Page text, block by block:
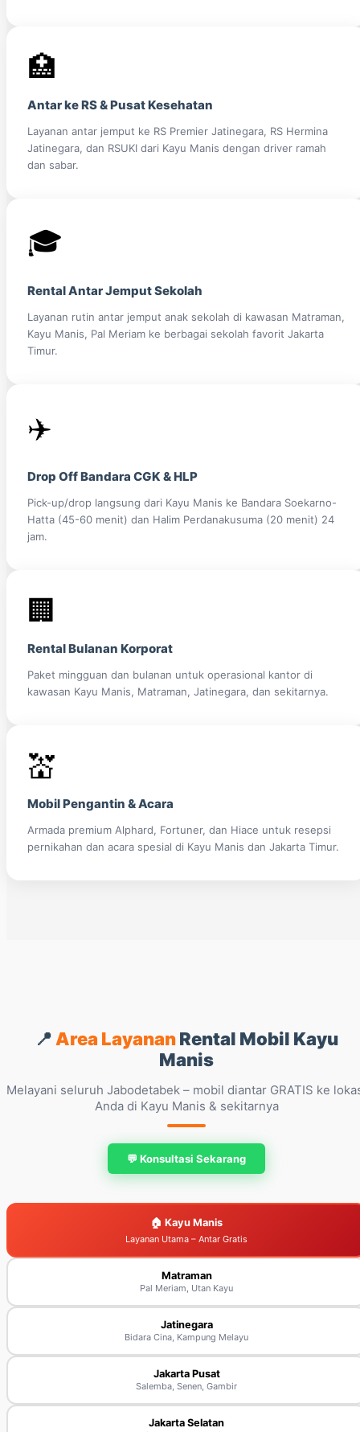
🏥
Antar ke RS & Pusat Kesehatan
Layanan antar jemput ke RS Premier Jatinegara, RS Hermina
Jatinegara, dan RSUKI dari Kayu Manis dengan driver ramah
dan sabar.
🎓
Rental Antar Jemput Sekolah
Layanan rutin antar jemput anak sekolah di kawasan Matraman,
Kayu Manis, Pal Meriam ke berbagai sekolah favorit Jakarta
Timur.
✈️
Drop Off Bandara CGK & HLP
Pick-up/drop langsung dari Kayu Manis ke Bandara Soekarno-
Hatta (45-60 menit) dan Halim Perdanakusuma (20 menit) 24
jam.
🏢
Rental Bulanan Korporat
Paket mingguan dan bulanan untuk operasional kantor di
kawasan Kayu Manis, Matraman, Jatinegara, dan sekitarnya.
💒
Mobil Pengantin & Acara
Armada premium Alphard, Fortuner, dan Hiace untuk resepsi
pernikahan dan acara spesial di Kayu Manis dan Jakarta Timur.
📍 Area LayananRental Mobil Kayu
Manis
Melayani seluruh Jabodetabek – mobil diantar GRATIS ke
Anda di Kayu Manis & sekitarnya
💬 Konsultasi Sekarang
🏠 Kayu Manis
Layanan Utama – Antar Gratis
Matraman
Pal Meriam, Utan Kayu
Jatinegara
Bidara Cina, Kampung Melayu
Jakarta Pusat
Salemba, Senen, Gambir
Jakarta Selatan